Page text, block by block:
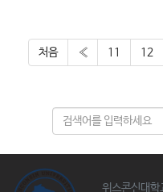
처음 « 11 12
위스콘신대